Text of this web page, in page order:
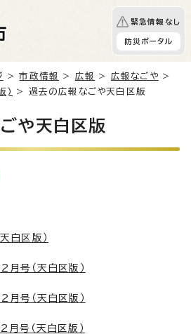
緊急情報なし
防災ポータル
>市政情報 > 広報 > 広報なごや >
)
> 過去の広報なごや天白区版
や天白区版
白区版）
号（天白区版）
号（天白区版）
号（天白区版）